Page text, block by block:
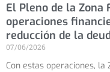
El Pleno de la Zona
operaciones
reducción de la
07/06/2026
Con estas operaciones,